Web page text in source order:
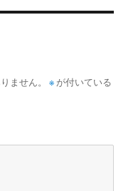
ません。 ※ が付いている